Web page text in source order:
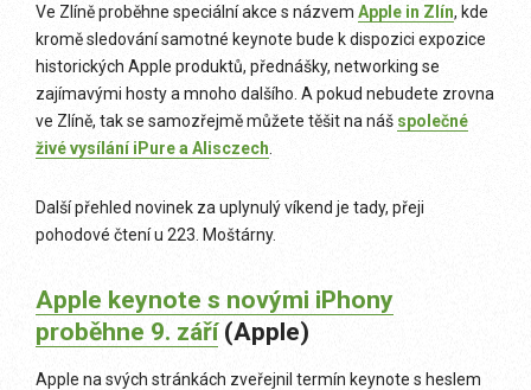
Ve Zlíně proběhne speciální akce s názvem Apple in Zlín, kde
kromě sledování samotné keynote bude k dispozici expozice
historických Apple produktů, přednášky, networking se
zajímavými hosty a mnoho dalšího. A pokud nebudete zrovna
ve Zlíně, tak se samozřejmě můžete těšit na náš společné
živé vysílání iPure a Alisczech
Další přehled novinek za uplynulý víkend je tady, přeji
pohodové čtení u 223. Moštárny.
Apple keynote s novými iPhony
proběhne 9. září(Apple)
Apple na svých stránkách zveřejnil termín keynote s heslem